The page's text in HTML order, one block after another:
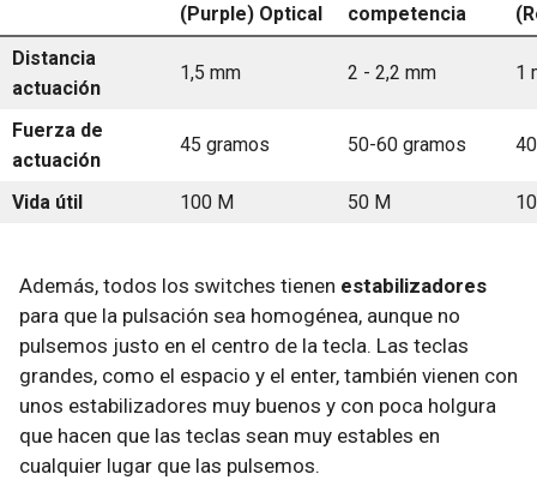
(Purple) Optical
competencia
Distancia
actuación
1,5 mm 2 - 2,2 mm 1
Fuerza de
actuación
45 gramos 50-60 gramos
Vida útil 100 M 50 M
Además, todos los switches tienen estabilizadores
para que la pulsación sea homogénea, aunque no
pulsemos justo en el centro de la tecla. Las teclas
grandes, como el espacio y el enter, también vienen con
unos estabilizadores muy buenos y con poca holgura
que hacen que las teclas sean muy estables en
cualquier lugar que las pulsemos.